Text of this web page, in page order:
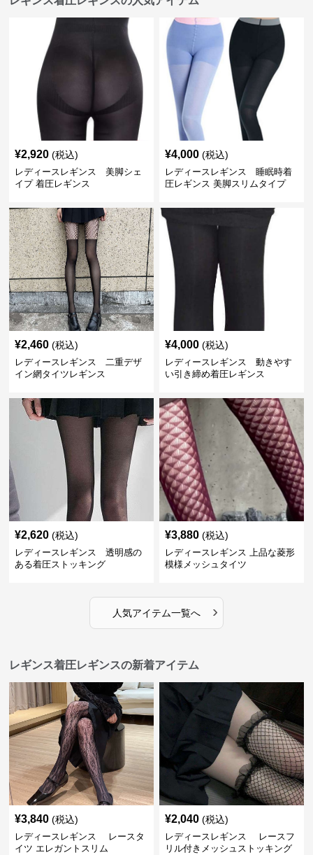
¥2,920 (税込)
レディースレギンス 美脚シェ
イプ 着圧レギンス
¥4,000 (税込)
レディースレギンス 睡眠時着
圧レギンス 美脚スリムタイプ
¥2,460 (税込)
レディースレギンス 二重デザ
イン網タイツレギンス
¥4,000 (税込)
レディースレギンス 動きやす
い引き締め着圧レギンス
¥2,620 (税込)
レディースレギンス 透明感の
ある着圧ストッキング
¥3,880 (税込)
レディースレギンス 上品な菱形
模様メッシュタイツ
人気アイテム一覧へ ›
レギンス着圧レギンスの新着アイテム
¥3,840 (税込)
レディースレギンス レースタ
イツ エレガントスリム
¥2,040 (税込)
レディースレギンス レースフ
リル付きメッシュストッキング